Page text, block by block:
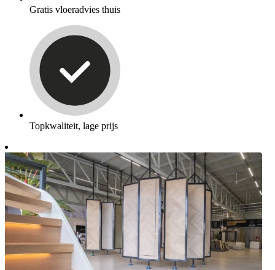
Gratis vloeradvies thuis
Topkwaliteit, lage prijs